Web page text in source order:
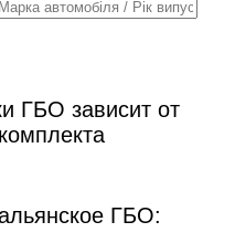
ГБО зависит от
ГБО: